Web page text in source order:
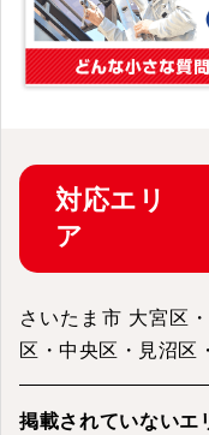
対応エリ
ア
さいたま市 大宮区
区・中央区・見沼区
掲載されていないエ